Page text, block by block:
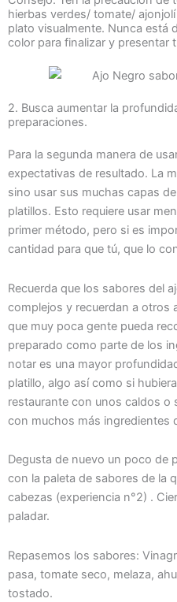
hierbas verdes/ tomate/
plato visualmente. Nunca está
color para finalizar y presentar
2. Busca aumentar la
preparaciones.
Para la segunda manera de
expectativas de resultado. La
sino usar sus muchas capas
platillos. Esto requiere usar
primer método, pero si es
cantidad para que tú, que lo
Recuerda que los sabores del
complejos y recuerdan a otros
que muy poca gente pueda
preparado como parte de los
notar es una mayor
platillo, algo así como si
restaurante con unos caldos o
con muchos más ingredientes
Degusta de nuevo un poco de
con la paleta de sabores de la
cabezas (experiencia n°2) .
paladar.
Repasemos los sabores:
pasa, tomate seco, melaza,
tostado.